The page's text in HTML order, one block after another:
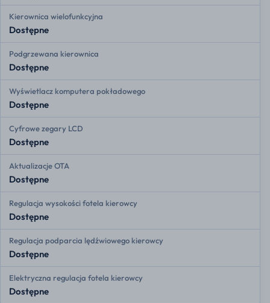
Kierownica wielofunkcyjna
Dostępne
Podgrzewana kierownica
Dostępne
Wyświetlacz komputera pokładowego
Dostępne
Cyfrowe zegary LCD
Dostępne
Aktualizacje OTA
Dostępne
Regulacja wysokości fotela kierowcy
Dostępne
Regulacja podparcia lędźwiowego kierowcy
Dostępne
Elektryczna regulacja fotela kierowcy
Dostępne